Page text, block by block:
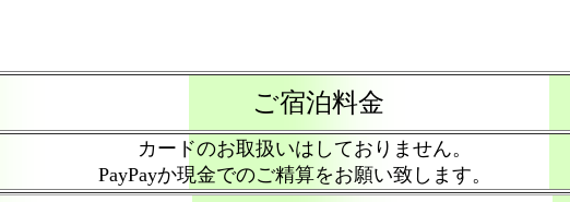
ご宿泊料金
カードのお取扱いはしておりません。
PayPayか現金でのご精算をお願い致します。